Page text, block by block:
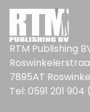
RTM Publishing
7895AT
Tel: 0591 201